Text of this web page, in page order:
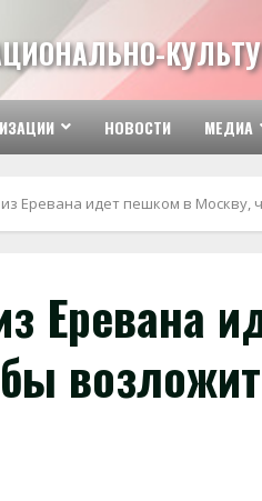
НОВОСТИ МЕДИА
Еревана идет пешком в
Еревана